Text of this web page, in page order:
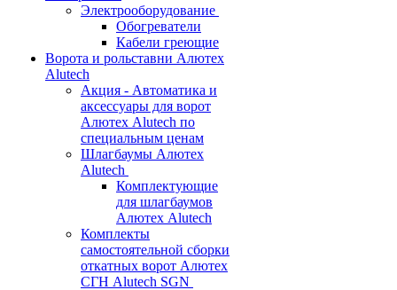
Электрооборудование
Обогреватели
Кабели греющие
Ворота и рольставни Алютех
Alutech
Акция - Автоматика и
аксессуары для ворот
Алютех Alutech по
специальным ценам
Шлагбаумы Алютех
Alutech
Комплектующие
для шлагбаумов
Алютех Alutech
Комплекты
самостоятельной сборки
откатных ворот Алютех
СГН Alutech SGN